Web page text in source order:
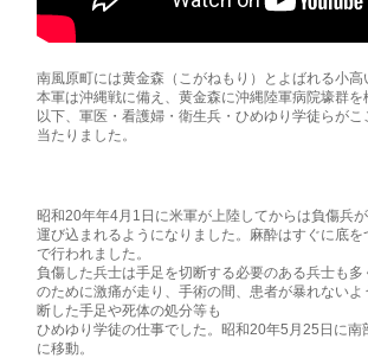
南風原町には黄金森（こがねもり）とよばれる小高
本軍は沖縄戦に備え、黄金森に沖縄陸軍病院壕群
以下、軍医・看護婦・衛生兵・ひめゆり学徒らが
当たりました。
昭和20年年4月1日に米軍が上陸してからは負傷兵
運び込まれるようになりました。麻酔はすぐに底を
で行われました。
負傷した兵士は手足を切断する必要のある兵士も
のために激痛が走り、手術の間、患者が暴れないよ
断した手足や死体の処分等も
ひめゆり学徒の仕事でした。昭和20年5月25日に南
に移動。